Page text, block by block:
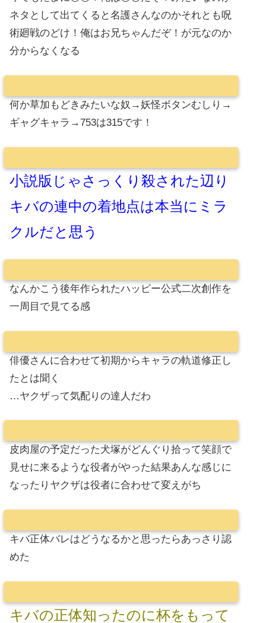
ネタとして出てくると名護さんなのかそれとも呪
術廻戦のどけ！俺はお兄ちゃんだぞ！が元なのか
分からなくなる
何か草加もどきみたいな奴→妖怪ボタンむしり→
ギャグキャラ→753は315です！
小説版じゃさっくり殺された辺り
キバの連中の着地点は本当にミラ
クルだと思う
なんかこう後年作られたハッピー公式二次創作を
一周目で見てる感
俳優さんに合わせて初期からキャラの軌道修正し
たとは聞く
…ヤクザって気配りの達人だわ
皮肉屋の予定だった犬塚がどんぐり拾って笑顔で
見せに来るような役者がやった結果あんな感じに
なったりヤクザは役者に合わせて変えがち
キバ正体バレはどうなるかと思ったらあっさり認
めた
キバの正体知ったのに杯をもって